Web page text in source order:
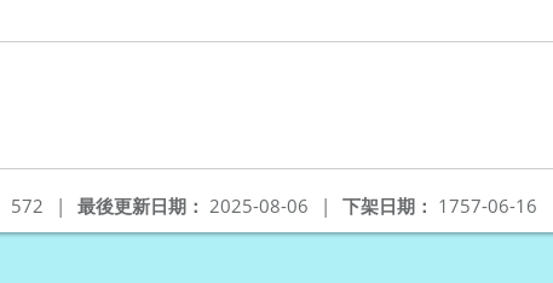
下架日期： 1757-06-16
最後更新日期： 2025-08-06 |
572 |